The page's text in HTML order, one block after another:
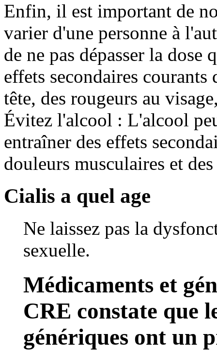
Enfin, il est important de
varier d'une personne à
de ne pas dépasser la dose
effets secondaires
tête, des rougeurs au
Évitez l'alcool : L'alcool
entraîner des effets
douleurs musculaires et
Cialis a quel age
Ne laissez pas la
sexuelle.
Médicaments et
CRE constate que
génériques ont un